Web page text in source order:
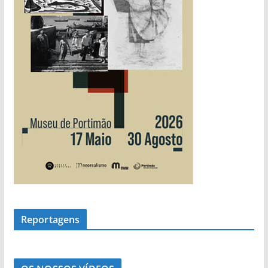
Reportagens